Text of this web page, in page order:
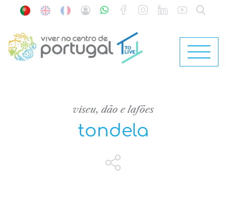
viseu, dão e lafões
tondela